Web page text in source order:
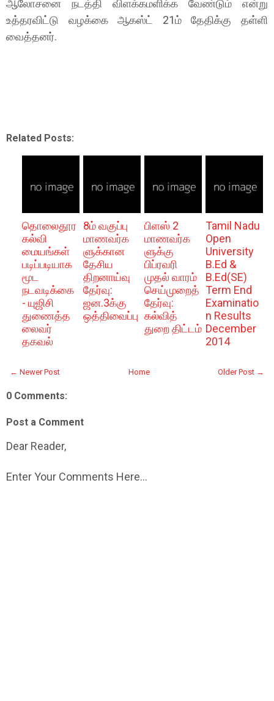
ஆலோசனை நடத்தி விளக்கமளிக்க வேண்டும் என்று
உத்தரவிட்டு வழக்கை ஆகஸ்ட் 21ம் தேதிக்கு தள்ளி
வைத்தனர்.
Related Posts:
தொலைதூர
கல்வி
மையங்கள்
படிப்படியாக
மூட
நடவடிக்கை
- யுஜிசி
துணைத்த
லைவர்
தகவல்
8ம் வகுப்பு
மாணவர்க
ளுக்கான
தேசிய
திறனாய்வு
தேர்வு:
ஜன.3க்கு
ஒத்திவைப்பு
பிளஸ் 2
மாணவர்க
ளுக்கு
பிப்ரவரி
முதல் வாரம்
செய்முறைத்
தேர்வு:
கல்வித்
துறை திட்டம்
Tamil Nadu
Open
University
B.Ed &
B.Ed(SE)
Term End
Examinatio
n Results
December
2014
← Newer Post Older Post →
Home
0 Comments:
Post a Comment
Dear Reader,
Enter Your Comments Here...